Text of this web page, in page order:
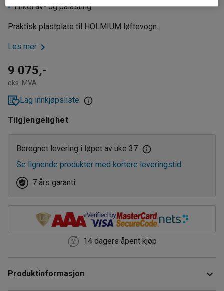
Enkel av- og pålasting
Praktisk plastplate til HOLMIUM løftevogn.
Les mer
9 075,-
eks. MVA
Lag innkjøpsliste
Tilgjengelighet
Beregnet levering i løpet av uke 37
Se lignende produkter med kortere leveringstid
7 års garanti
14 dagers åpent kjøp
Produktinformasjon